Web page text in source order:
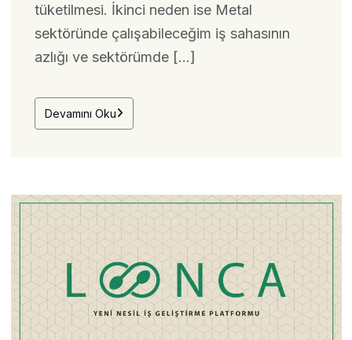
tüketilmesi. İkinci neden ise Metal
sektöründe çalışabileceğim iş sahasının
azlığı ve sektörümde […]
Devamını Oku